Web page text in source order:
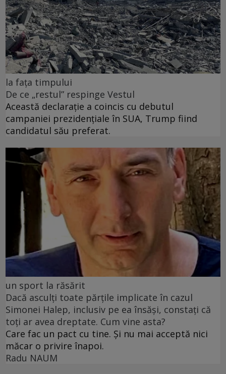
la fața timpului
De ce „restul” respinge Vestul
Această declarație a coincis cu debutul
campaniei prezidențiale în SUA, Trump fiind
candidatul său preferat.
un sport la răsărit
Dacă asculți toate părțile implicate în cazul
Simonei Halep, inclusiv pe ea însăși, constați că
toți ar avea dreptate. Cum vine asta?
Care fac un pact cu tine. Și nu mai acceptă nici
măcar o privire înapoi.
Radu NAUM